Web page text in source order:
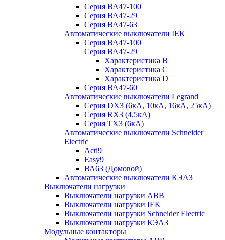
Серия ВА47-100
Серия ВА47-29
Серия ВА47-63
Автоматические выключатели IEK
Серия ВА47-100
Серия ВА47-29
Характеристика B
Характеристика C
Характеристика D
Серия ВА47-60
Автоматические выключатели Legrand
Серия DX3 (6кА, 10кА, 16кА, 25кА)
Серия RX3 (4,5кА)
Серия TX3 (6кА)
Автоматические выключатели Schneider
Electric
Acti9
Easy9
ВА63 (Домовой)
Автоматические выключатели КЭАЗ
Выключатели нагрузки
Выключатели нагрузки ABB
Выключатели нагрузки IEK
Выключатели нагрузки Schneider Electric
Выключатели нагрузки КЭАЗ
Модульные контакторы